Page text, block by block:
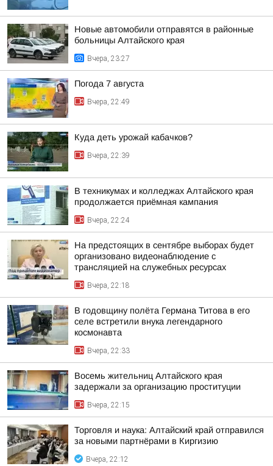
Новые автомобили отправятся в районные
больницы Алтайского края
Вчера, 23:27
Погода 7 августа
Вчера, 22:49
Куда деть урожай кабачков?
Вчера, 22:39
В техникумах и колледжах Алтайского края
продолжается приёмная кампания
Вчера, 22:24
На предстоящих в сентябре выборах будет
организовано видеонаблюдение с
трансляцией на служебных ресурсах
Вчера, 22:18
В годовщину полёта Германа Титова в его
селе встретили внука легендарного
космонавта
Вчера, 22:33
Восемь жительниц Алтайского края
задержали за организацию проституции
Вчера, 22:15
Торговля и наука: Алтайский край отправился
за новыми партнёрами в Киргизию
Вчера, 22:12